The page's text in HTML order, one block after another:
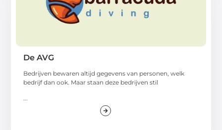
De AVG
Bedrijven bewaren altijd gegevens van personen, welk
bedrijf dan ook. Maar staan deze bedrijven stil
...